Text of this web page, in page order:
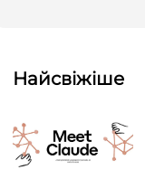
Найсвіжіше